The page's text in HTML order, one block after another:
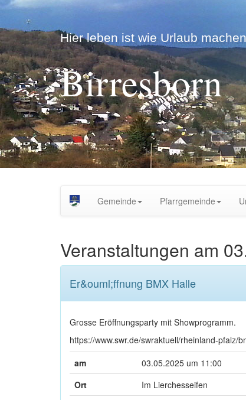
Hier leben ist wie Urlaub
Birresborn
Gemeinde Pfarrgemeinde
Veranstaltungen am
Er&ouml;ffnung BMX Halle
Grosse Eröffnungsparty mit Showprogramm.
https://www.swr.de/swraktuell/rheinland-pfalz/
am
03.05.2025 um 11:00
Ort
Im Lierchesseifen